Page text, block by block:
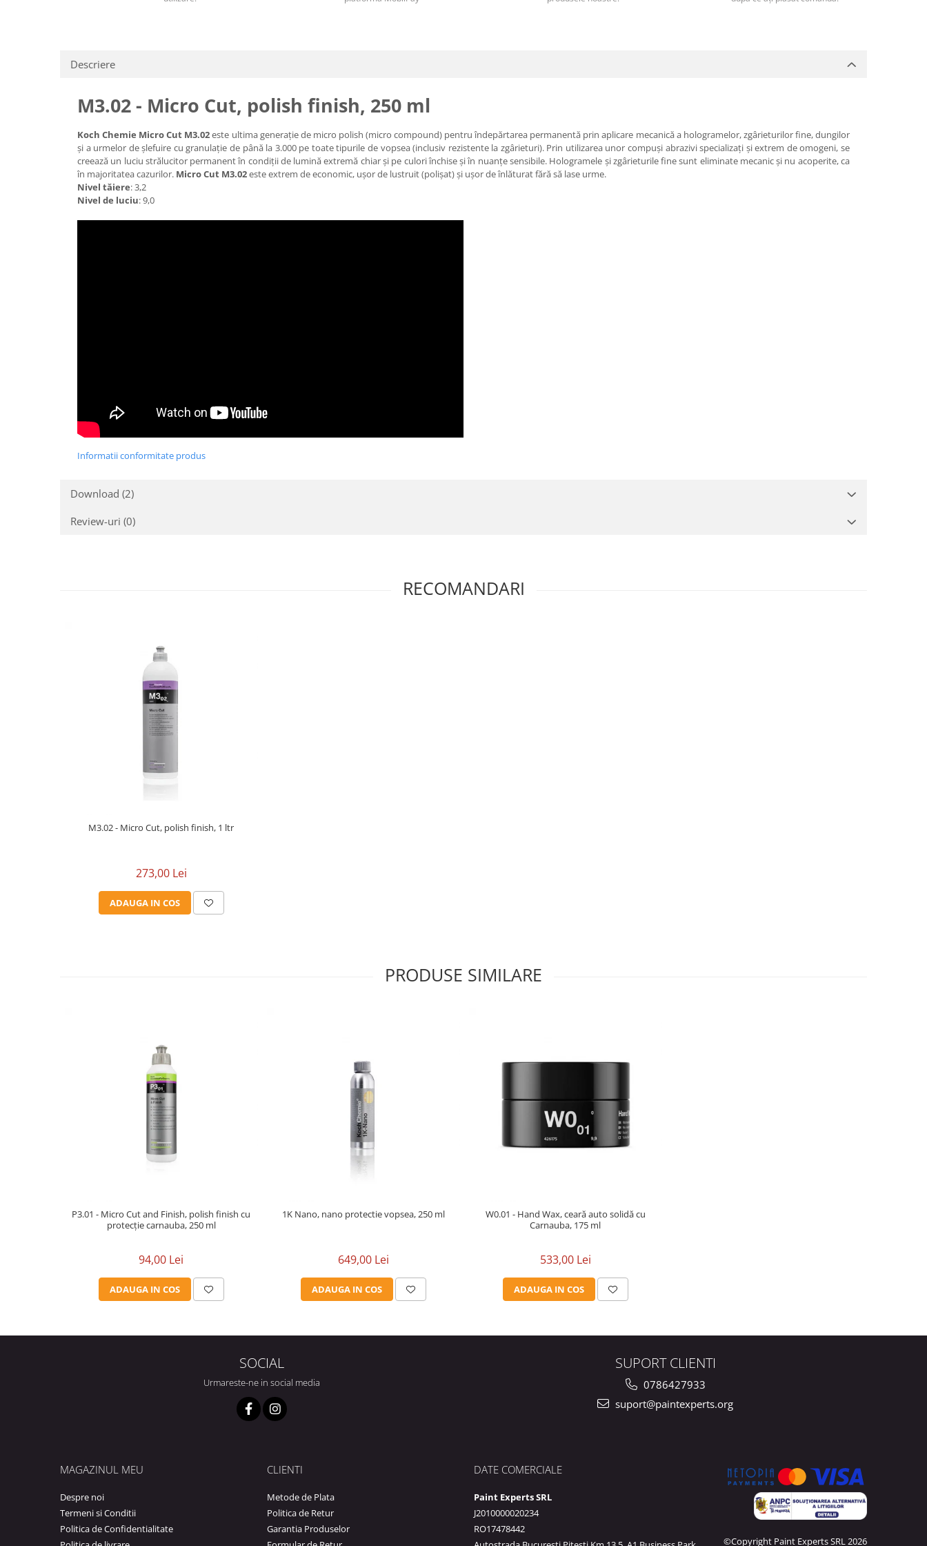
Descriere
M3.02 - Micro Cut, polish finish, 250 ml
Koch Chemie Micro Cut M3.02este ultima generație de micro polish (micro compound) pentru îndepărtarea permanentă prin aplicare mecanică a hologramelor, zgârieturilor fine, dungilor
și a urmelor de șlefuire cu granulație de până la 3.000 pe toate tipurile de vopsea (inclusiv rezistente la zgârieturi). Prin utilizarea unor compuși abrazivi specializați și extrem de omogeni, se
creează un luciu strălucitor permanent în condiții de lumină extremă chiar și pe culori închise și în nuanțe sensibile. Hologramele și zgârieturile fine sunt eliminate mecanic și nu acoperite, ca
în majoritatea cazurilor. Micro Cut M3.02este extrem de economic, ușor de lustruit (polișat) și ușor de înlăturat fără să lase urme.
Nivel tăiere: 3,2
Nivel de luciu: 9,0
Informatii conformitate produs
Download (2)
Review-uri (0)
RECOMANDARI
M3.02 - Micro Cut, polish finish, 1 ltr
273,00 Lei
ADAUGA IN COS
PRODUSE SIMILARE
P3.01 - Micro Cut and Finish, polish finish cu
protecție carnauba, 250 ml
94,00 Lei
ADAUGA IN COS
1K Nano, nano protectie vopsea, 250 ml
649,00 Lei
ADAUGA IN COS
W0.01 - Hand Wax, ceară auto solidă cu
Carnauba, 175 ml
533,00 Lei
ADAUGA IN COS
SOCIAL
Urmareste-ne in social media
SUPORT CLIENTI
0786427933
suport@paintexperts.org
MAGAZINUL MEU
Despre noi
Termeni si Conditii
Politica de Confidentialitate
CLIENTI
Metode de Plata
Politica de Retur
Garantia Produselor
DATE COMERCIALE
Paint Experts SRL
J2010000020234
RO17478442
©Copyright Paint Experts SRL 2026